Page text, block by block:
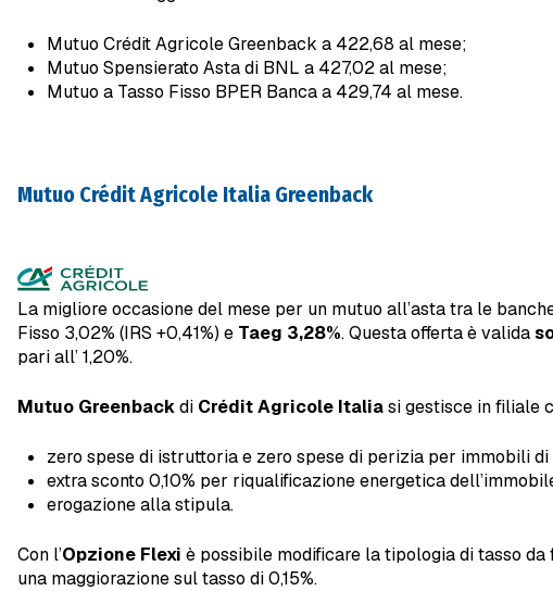
Mutuo Crédit Agricole Greenback a 422,68 al mese;
Mutuo Spensierato Asta di BNL a 427,02 al mese;
Mutuo a Tasso Fisso BPER Banca a 429,74 al mese.
Mutuo Crédit Agricole Italia Greenback
La migliore occasione del mese per un mutuo all’asta tra le
Fisso 3,02% (IRS +0,41%) e Taeg 3,28%. Questa offerta è valida
pari all’ 1,20%.
Mutuo Greenbackdi Crédit Agricole Italiasi gestisce in filiale
zero spese di istruttoria e zero spese di perizia per immobili
extra sconto 0,10% per riqualificazione energetica
erogazione alla stipula.
Con l’Opzione Flexi è possibile modificare la tipologia di tasso
una maggiorazione sul tasso di 0,15%.